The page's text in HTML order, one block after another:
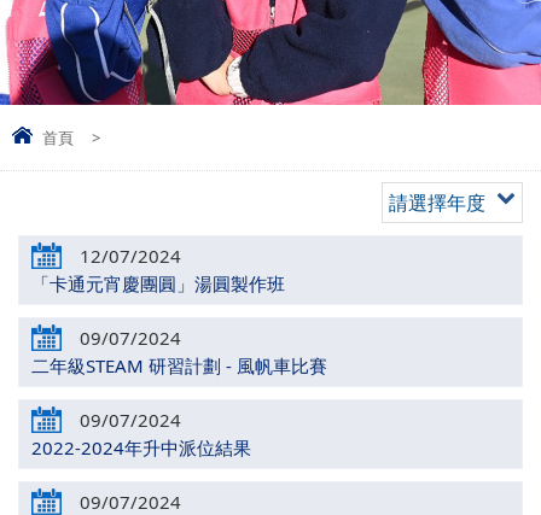
首頁 >
請選擇年度
12/07/2024
「卡通元宵慶團圓」湯圓製作班
09/07/2024
二年級STEAM 研習計劃 - 風帆車比賽
09/07/2024
2022-2024年升中派位結果
09/07/2024